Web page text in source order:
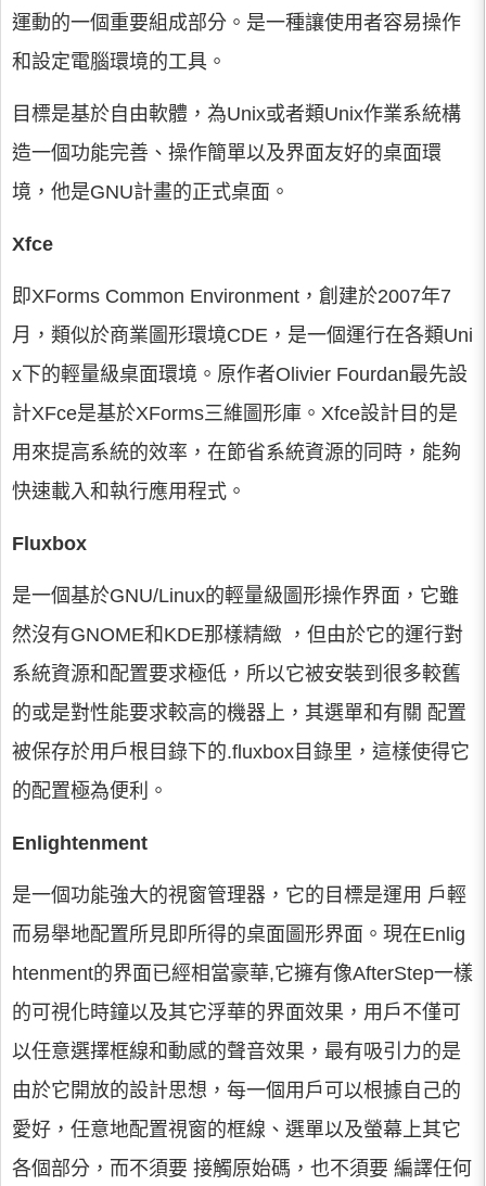
運動的一個重要組成部分。是一種讓使用者容易操作
和設定電腦環境的工具。
目標是基於自由軟體，為Unix或者類Unix作業系統構
造一個功能完善、操作簡單以及界面友好的桌面環
境，他是GNU計畫的正式桌面。
Xfce
即XForms Common Environment，創建於2007年7
月，類似於商業圖形環境CDE，是一個運行在各類Uni
x下的輕量級桌面環境。原作者Olivier Fourdan最先設
計XFce是基於XForms三維圖形庫。Xfce設計目的是
用來提高系統的效率，在節省系統資源的同時，能夠
快速載入和執行應用程式。
Fluxbox
是一個基於GNU/Linux的輕量級圖形操作界面，它雖
然沒有GNOME和KDE那樣精緻 ，但由於它的運行對
系統資源和配置要求極低，所以它被安裝到很多較舊
的或是對性能要求較高的機器上，其選單和有關 配置
被保存於用戶根目錄下的.fluxbox目錄里，這樣使得它
的配置極為便利。
Enlightenment
是一個功能強大的視窗管理器，它的目標是運用 戶輕
而易舉地配置所見即所得的桌面圖形界面。現在Enlig
htenment的界面已經相當豪華,它擁有像AfterStep一樣
的可視化時鐘以及其它浮華的界面效果，用戶不僅可
以任意選擇框線和動感的聲音效果，最有吸引力的是
由於它開放的設計思想，每一個用戶可以根據自己的
愛好，任意地配置視窗的框線、選單以及螢幕上其它
各個部分，而不須要 接觸原始碼，也不須要 編譯任何